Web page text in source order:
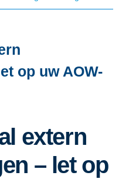
op uw AOW-
extern
– let op